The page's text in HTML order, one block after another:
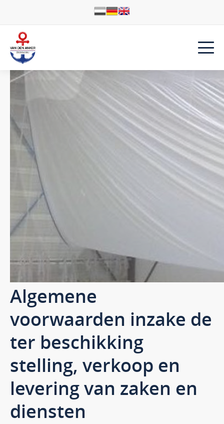
Algemene
voorwaarden inzake de
ter beschikking
stelling, verkoop en
levering van zaken en
diensten